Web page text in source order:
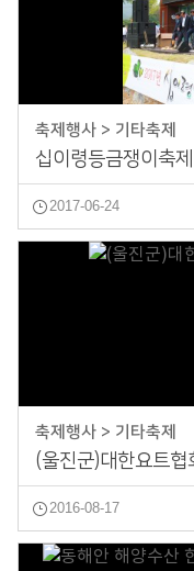
축제행사 > 기타축제
십이령등금쟁이축제
2017-06-24
축제행사 > 기타축제
(울진군)대한요트협
2016-08-17